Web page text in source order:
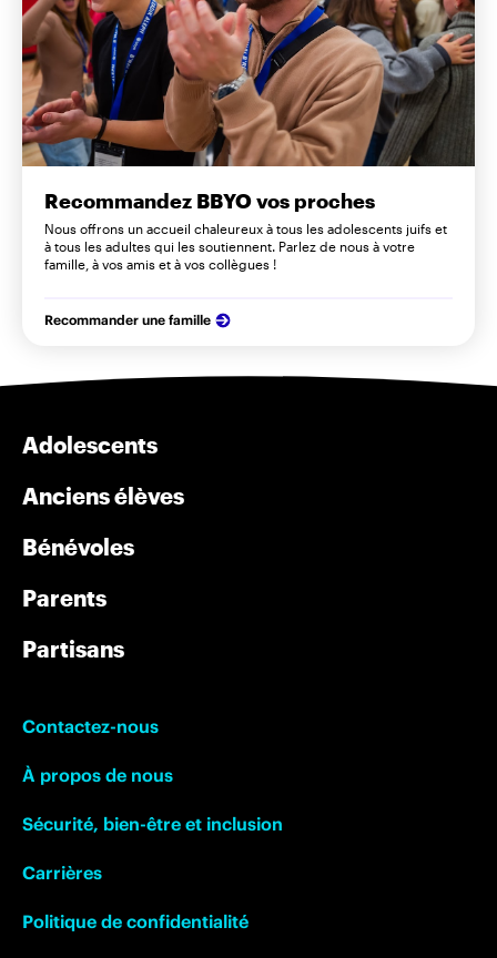
Recommandez BBYO vos proches
Nous offrons un accueil chaleureux à tous les adolescents juifs et
à tous les adultes qui les soutiennent. Parlez de nous à votre
famille, à vos amis et à vos collègues !
Recommander une famille
Adolescents
Anciens élèves
Bénévoles
Parents
Partisans
Contactez-nous
À propos de nous
Sécurité, bien-être et inclusion
Carrières
Politique de confidentialité